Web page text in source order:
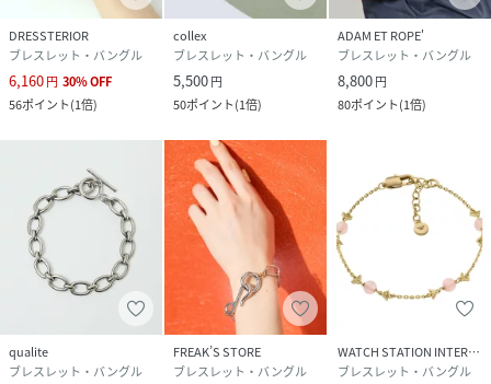
DRESSTERIOR
ブレスレット・バングル
6,160円 30%OFF
56ポイント(1倍)
collex
ブレスレット・バングル
5,500円
50ポイント(1倍)
ADAM ET ROPE'
ブレスレット・バングル
8,800円
80ポイント(1倍)
qualite
ブレスレット・バングル
FREAK’S STORE
ブレスレット・バングル
WATCH STATION INTERNATIONAL
ブレスレット・バングル